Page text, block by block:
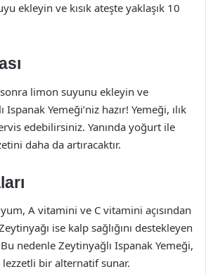
ekleyin ve kısık ateşte yaklaşık 10
limon suyunu ekleyin ve
Ispanak Yemeği’niz hazır! Yemeği, ılık
edebilirsiniz. Yanında yoğurt ile
daha da artıracaktır.
A vitamini ve C vitamini açısından
ise kalp sağlığını destekleyen
nedenle Zeytinyağlı Ispanak Yemeği,
lezzetli bir alternatif sunar.